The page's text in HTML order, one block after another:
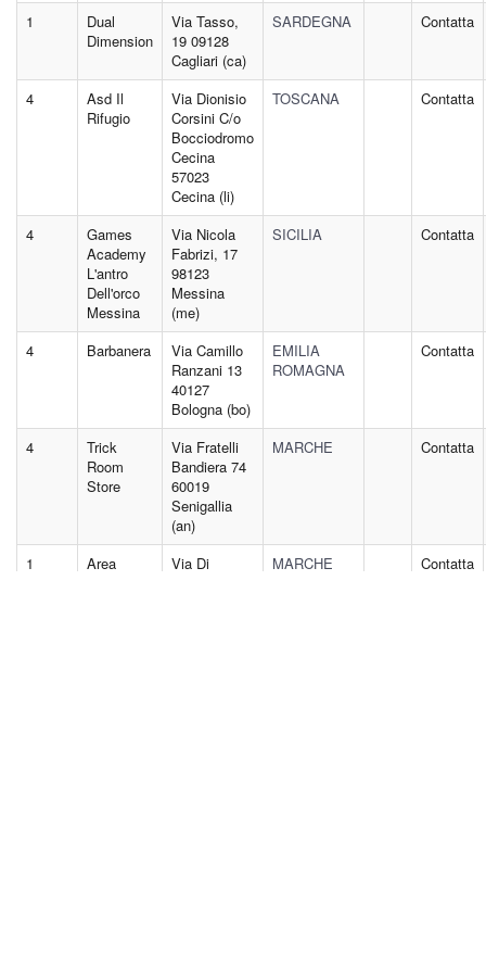
1
Dual
Dimension
Via Tasso,
19 09128
Cagliari (ca)
SARDEGNA Contatta
4
Asd Il
Rifugio
Via Dionisio
Corsini C/o
Bocciodromo
Cecina
57023
Cecina (li)
TOSCANA Contatta
4
Games
Academy
L'antro
Dell'orco
Messina
Via Nicola
Fabrizi, 17
98123
Messina
(me)
SICILIA Contatta
4 Barbanera
Via Camillo
Ranzani 13
40127
Bologna (bo)
EMILIA
ROMAGNA
Contatta
4
Trick
Room
Store
Via Fratelli
Bandiera 74
60019
Senigallia
(an)
MARCHE Contatta
1
Area
Via Di
MARCHE Contatta